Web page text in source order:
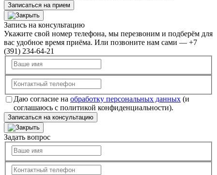
Записаться на прием
Запись на консультацию
Укажите свой номер телефона, мы перезвоним и подберём для
вас удобное время приёма. Или позвоните нам сами — +7
(391) 234-64-21
Даю согласие на обработку персональных данных (и
соглашаюсь с политикой конфиденциальности).
Записаться на консультацию
Задать вопрос